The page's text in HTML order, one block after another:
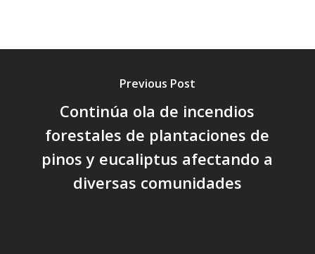
Previous Post
Continúa ola de incendios
forestales de plantaciones de
pinos y eucaliptus afectando a
diversas comunidades